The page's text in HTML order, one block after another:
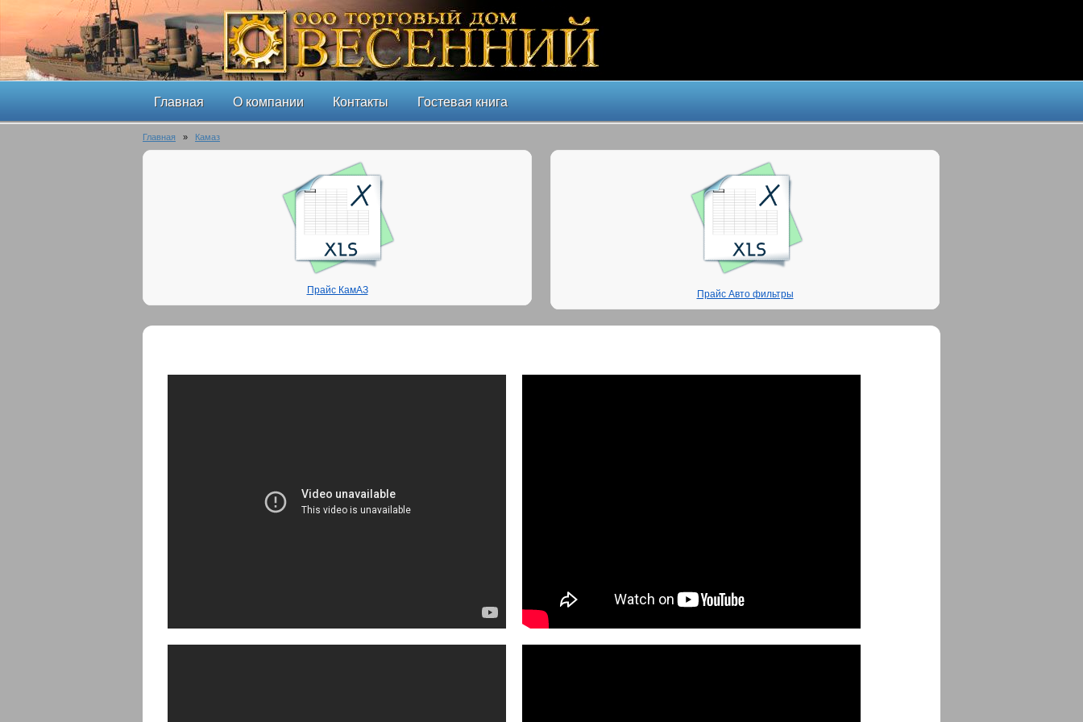
Главная О компании Контакты Гостевая книга
Главная » Камаз
Прайс КамАЗ Прайс Авто фильтры